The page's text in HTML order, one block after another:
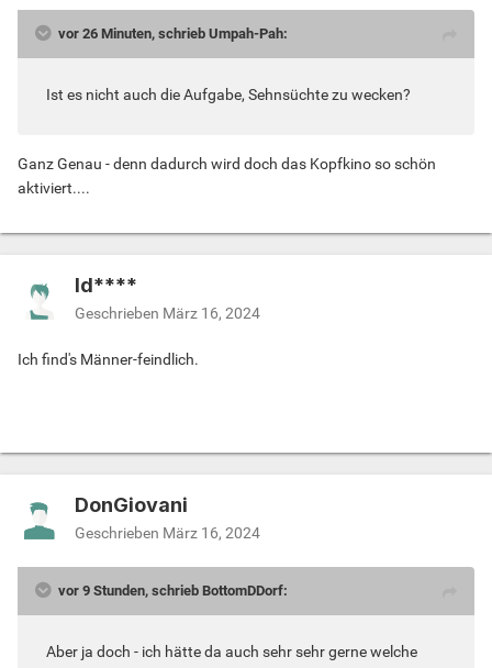
vor 26 Minuten, schrieb Umpah-Pah:
Ist es nicht auch die Aufgabe, Sehnsüchte zu wecken?
Ganz Genau - denn dadurch wird doch das Kopfkino so schön
aktiviert....
Id****
Geschrieben März 16, 2024
Ich find's Männer-feindlich.
DonGiovani
Geschrieben März 16, 2024
vor 9 Stunden, schrieb BottomDDorf:
Aber ja doch - ich hätte da auch sehr sehr gerne welche